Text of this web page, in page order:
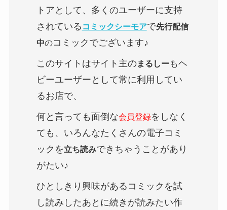
トアとして、多くのユーザーに支持
されている コミックシーモアで先行配信
中のコミックでございます♪
このサイトはサイト主のまるしーもヘ
ビーユーザーとして常に利用してい
るお店で、
何と言っても面倒な会員登録をしなく
ても、いろんなたくさんの電子コミ
ックを立ち読みできちゃうことがあり
がたい♪
ひとしきり興味があるコミックを試
し読みしたあとに続きが読みたい作